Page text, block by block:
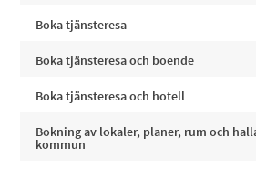
Boka tjänsteresa
Boka tjänsteresa och boende
Boka tjänsteresa och hotell
Bokning av lokaler, planer, rum och
kommun